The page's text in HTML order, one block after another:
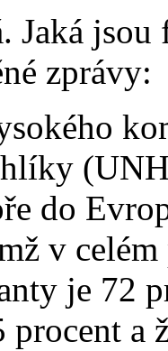
Jaká
zprávy:
do
v
je 72
a